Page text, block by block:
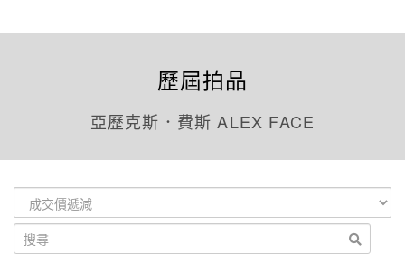
歷屆拍品
亞歷克斯．費斯 ALEX FACE